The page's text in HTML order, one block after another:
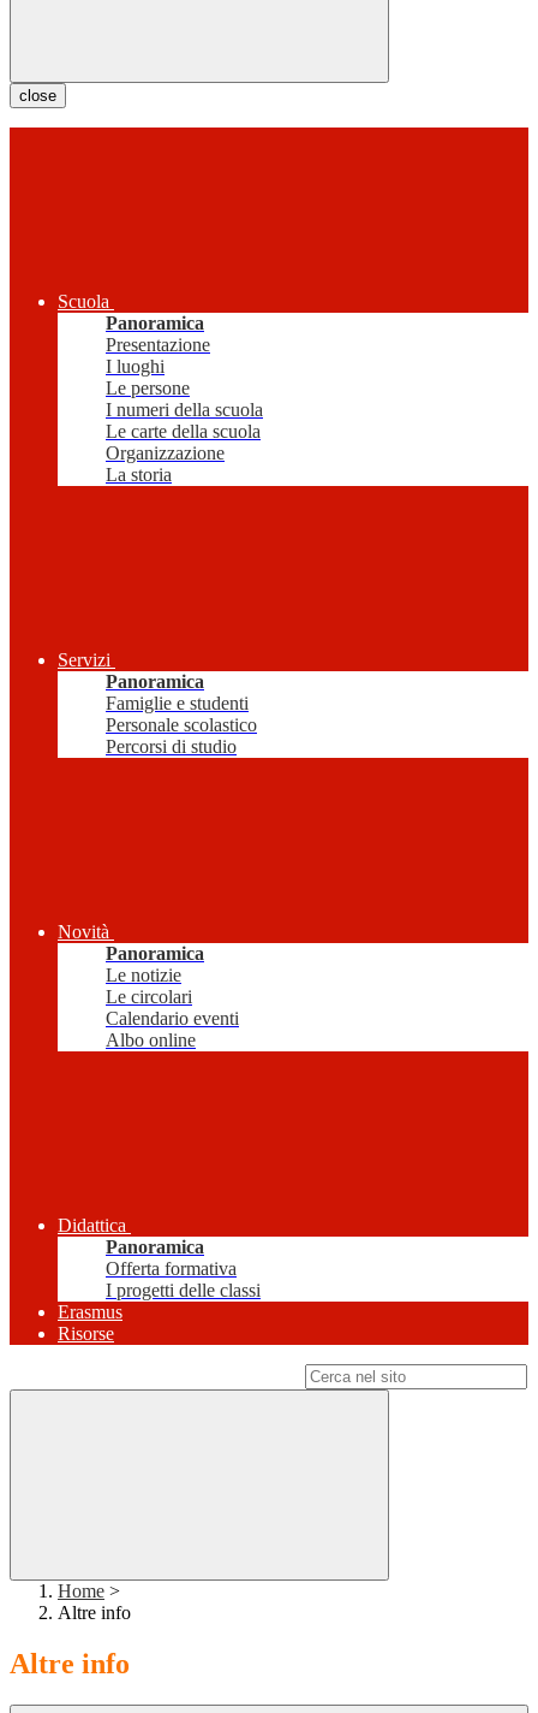
close
Scuola
Panoramica
Presentazione
I luoghi
Le persone
I numeri della scuola
Le carte della scuola
Organizzazione
La storia
Servizi
Panoramica
Famiglie e studenti
Personale scolastico
Percorsi di studio
Novità
Panoramica
Le notizie
Le circolari
Calendario eventi
Albo online
Didattica
Panoramica
Offerta formativa
I progetti delle classi
Erasmus
Risorse
Home >
Altre info
Altre info